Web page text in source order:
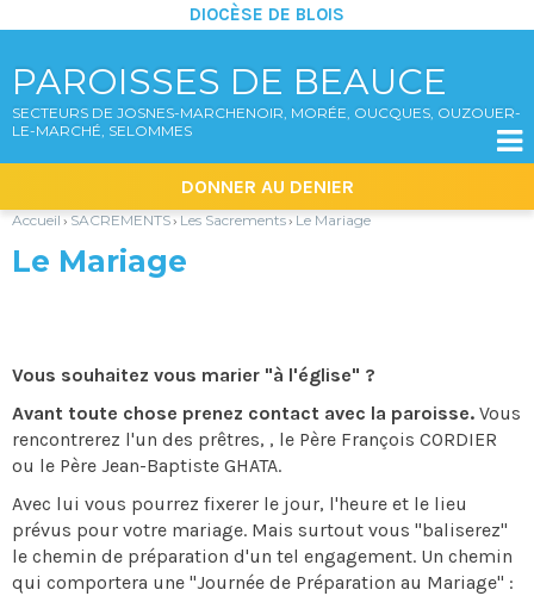
PAROISSES DE BEAUCE
SECTEURS DE JOSNES-MARCHENOIR, MORÉE, OUCQUES, OUZOUER-
LE-MARCHÉ, SELOMMES
DIOCÈSE DE BLOIS
|
Aller
navigation
DONNER AU DENIER

Accueil › SACREMENTS› Les Sacrements› Le Mariage
Le Mariage
Vous souhaitez vous marier "à l'église" ?
Avant toute chose prenez contact avec la paroisse. Vous
rencontrerez l'un des prêtres, , le Père François CORDIER
ou le Père Jean-Baptiste GHATA.
Avec lui vous pourrez fixerer le jour, l'heure et le lieu
prévus pour votre mariage. Mais surtout vous "baliserez"
le chemin de préparation d'un tel engagement. Un chemin
qui comportera une "Journée de Préparation au Mariage" :